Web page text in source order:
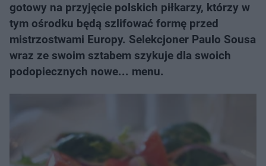
gotowy na przyjęcie polskich piłkarzy, którzy w
tym ośrodku będą szlifować formę przed
mistrzostwami Europy. Selekcjoner Paulo Sousa
wraz ze swoim sztabem szykuje dla swoich
podopiecznych nowe... menu.